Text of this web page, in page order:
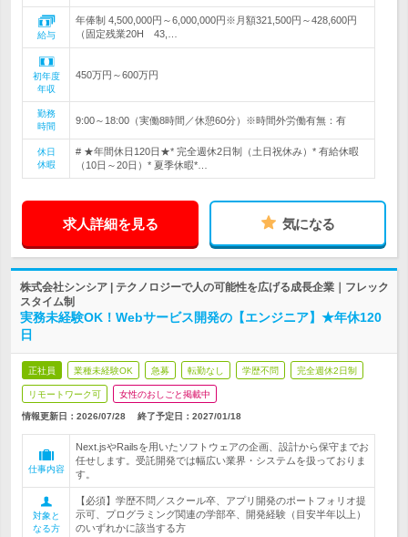
給与
年俸制 4,500,000円～6,000,000円※月額321,500円～428,600円
（固定残業20H 43,…
初年度
年収
450万円～600万円
勤務
時間
9:00～18:00（実働8時間／休憩60分）※時間外労働有無：有
休日
休暇
# ★年間休日120日★* 完全週休2日制（土日祝休み）* 有給休暇
（10日～20日）* 夏季休暇*…
求人詳細を見る 気になる
株式会社シンシア | テクノロジーで人の可能性を広げる成長企業｜フレック
スタイム制
実務未経験OK！Webサービス開発の【エンジニア】★年休120
日
正社員 業種未経験OK 急募 転勤なし 学歴不問 完全週休2日制
リモートワーク可 女性のおしごと掲載中
情報更新日：2026/07/28 終了予定日： 2027/01/18
仕事内容
Next.jsやRailsを用いたソフトウェアの企画、設計から保守までお
任せします。受託開発では幅広い業界・システムを扱っておりま
す。
対象と
なる方
【必須】学歴不問／スクール卒、アプリ開発のポートフォリオ提
示可、プログラミング関連の学部卒、開発経験（目安半年以上）
のいずれかに該当する方